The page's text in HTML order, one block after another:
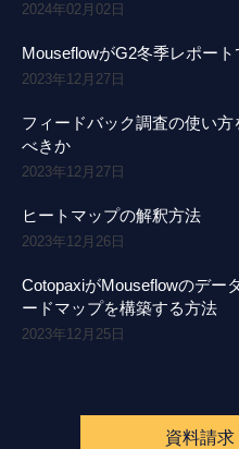
2024年02月02日
MouseflowがG2冬季レポー
2023年12月27日
フィードバック調査の使い
べきか
2023年12月27日
ヒートマップの解釈方法
2023年12月26日
CotopaxiがMouseflowのデー
ードマップを構築する方法
2023年12月25日
資料請